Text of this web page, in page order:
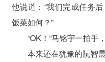
他说道：“我们完成任务
饭菜如何？”
“OK！”马铭宇一拍手
本来还在犹豫的阮智